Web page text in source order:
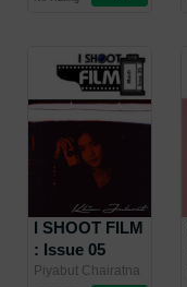
MAGAZINE
ภาพถ่าย/การ
I SHOOT FILM
: Issue 05
(March 2021)
Piyabut Chairatna